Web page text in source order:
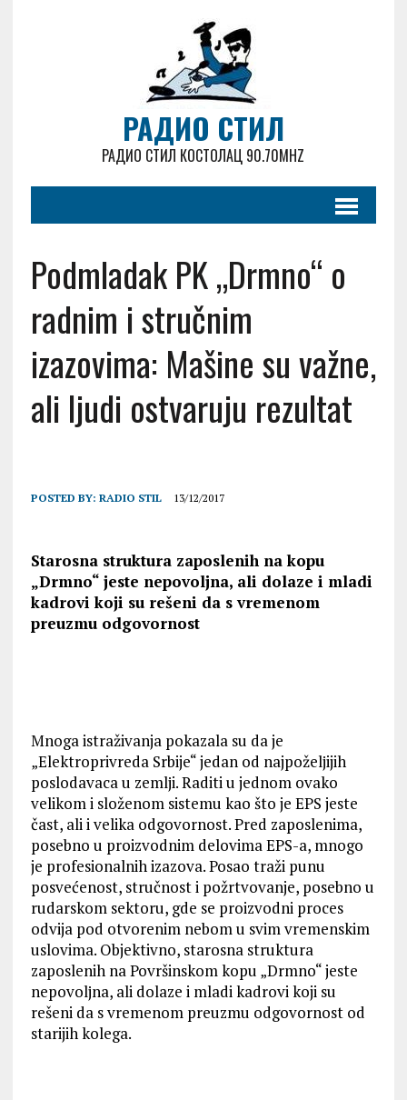
РАДИО СТИЛ
РАДИО СТИЛ КОСТОЛАЦ 90.70MHZ
Podmladak PK „Drmno“ o
radnim i stručnim
izazovima: Mašine su važne,
ali lјudi ostvaruju rezultat
POSTED BY: RADIO STIL 13/12/2017
Starosna struktura zaposlenih nakopu
„Drmno“ jeste nepovolјna, ali dolaze i mladi
kadrovi koji su rešeni da s vremenom
preuzmu odgovornost
Mnoga istraživanja pokazala su da je
„Elektroprivreda Srbije“ jedan od najpoželјijih
poslodavaca u zemlјi. Raditi u jednom ovako
velikom i složenom sistemu kao što je EPS jeste
čast, ali i velika odgovornost. Pred zaposlenima,
posebno u proizvodnim delovima EPS-a, mnogo
je profesionalnih izazova. Posao traži punu
posvećenost, stručnost i požrtvovanje, posebno u
rudarskom sektoru, gde se proizvodni proces
odvija pod otvorenim nebom u svim vremenskim
uslovima. Objektivno, starosna struktura
zaposlenih na Površinskom kopu „Drmno“ jeste
nepovolјna, ali dolaze i mladi kadrovi koji su
rešeni da s vremenom preuzmu odgovornost od
starijih kolega.